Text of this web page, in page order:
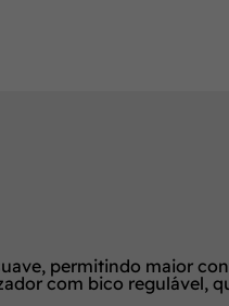
permitindo maior
com bico regulável,